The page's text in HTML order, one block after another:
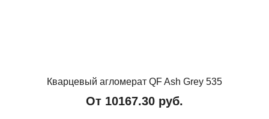
Кварцевый агломерат QF Ash Grey 535
От 10167.30 руб.